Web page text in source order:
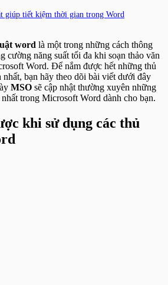
giúp tiết kiệm thời gian trong Word
word là một trong những cách thông
cường năng suất tối đa khi soạn thảo văn
Word. Để nắm được hết những thủ
bạn hãy theo dõi bài viết dưới đây
MSO sẽ cập nhật thường xuyên những
trong Microsoft Word dành cho bạn.
khi sử dụng các thủ